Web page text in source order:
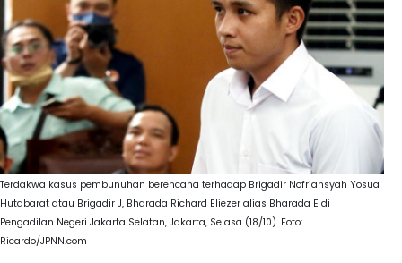
Terdakwa kasus pembunuhan berencana terhadap Brigadir Nofriansyah Yosua
Hutabarat atau Brigadir J, Bharada Richard Eliezer alias Bharada E di
Pengadilan Negeri Jakarta Selatan, Jakarta, Selasa (18/10). Foto:
Ricardo/JPNN.com